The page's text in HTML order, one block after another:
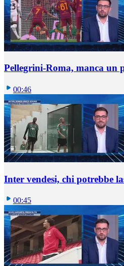
Pellegrini-Roma, manca un
00:46
Inter vendesi, chi potrebbe
00:45